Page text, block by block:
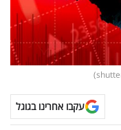
עקבו אחרינו בגוגל